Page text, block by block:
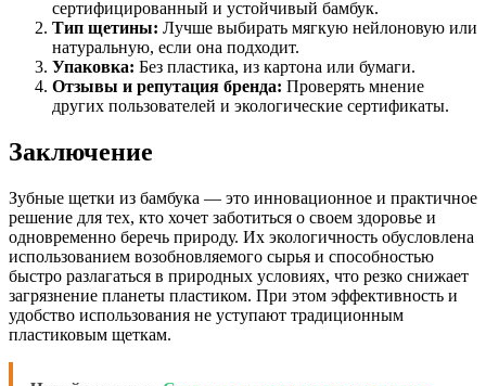
сертифицированный и устойчивый бамбук.
Тип щетины: Лучше выбирать мягкую нейлоновую или
натуральную, если она подходит.
Упаковка: Без пластика, из картона или бумаги.
Отзывы и репутация бренда: Проверять мнение
других пользователей и экологические сертификаты.
Заключение
Зубные щетки из бамбука — это инновационное и практичное
решение для тех, кто хочет заботиться о своем здоровье и
одновременно беречь природу. Их экологичность обусловлена
использованием возобновляемого сырья и способностью
быстро разлагаться в природных условиях, что резко снижает
загрязнение планеты пластиком. При этом эффективность и
удобство использования не уступают традиционным
пластиковым щеткам.